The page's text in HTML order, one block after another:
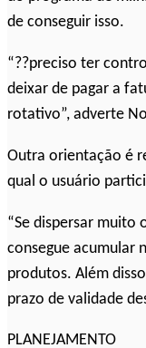
de conseguir isso.
“??preciso ter
deixar de pagar a
rotativo”, adverte
Outra orientação é
qual o usuário
“Se dispersar muito
consegue acumular
produtos. Além
prazo de validade
PLANEJAMENTO